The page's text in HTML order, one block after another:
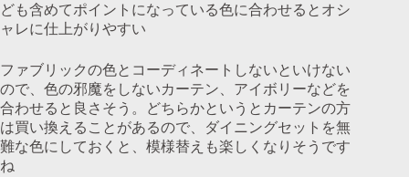
ども含めてポイントになっている色に合わせるとオシ
ャレに仕上がりやすい
ファブリックの色とコーディネートしないといけない
ので、色の邪魔をしないカーテン、アイボリーなどを
合わせると良さそう。どちらかというとカーテンの方
は買い換えることがあるので、ダイニングセットを無
難な色にしておくと、模様替えも楽しくなりそうです
ね